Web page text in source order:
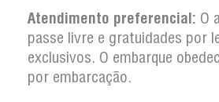
Atendimento preferencial: O
passe livre e gratuidades por
exclusivos. O embarque
por embarcação.